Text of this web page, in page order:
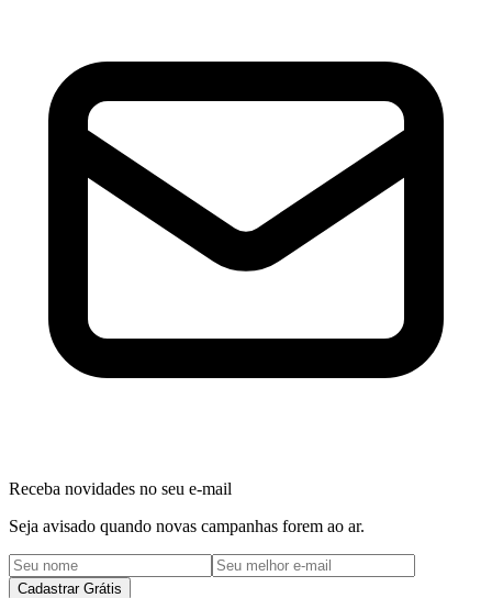
Receba novidades no seu e-mail
Seja avisado quando novas campanhas forem ao ar.
Cadastrar Grátis